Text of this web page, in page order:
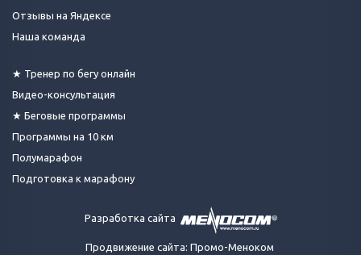
Отзывы на Яндексе
Наша команда
★ Тренер по бегу онлайн
Видео-консультация
★ Беговые программы
Программы на 10 км
Полумарафон
Подготовка к марафону
Разработка сайта
Продвижение сайта: Промо-Меноком